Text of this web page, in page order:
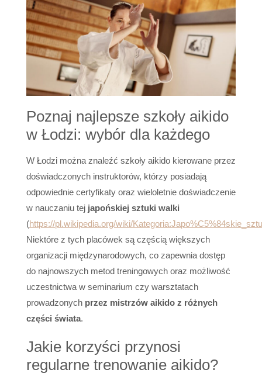
Poznaj najlepsze szkoły aikido
w Łodzi: wybór dla każdego
W Łodzi można znaleźć szkoły aikido kierowane przez
doświadczonych instruktorów, którzy posiadają
odpowiednie certyfikaty oraz wieloletnie doświadczenie
w nauczaniu tej japońskiej sztuki walki
(https://pl.wikipedia.org/wiki/
Niektóre z tych placówek są częścią większych
organizacji międzynarodowych, co zapewnia dostęp
do najnowszych metod treningowych oraz możliwość
uczestnictwa w seminarium czy warsztatach
prowadzonych przez mistrzów aikido z różnych
części świata.
Jakie korzyści przynosi
regularne trenowanie aikido?